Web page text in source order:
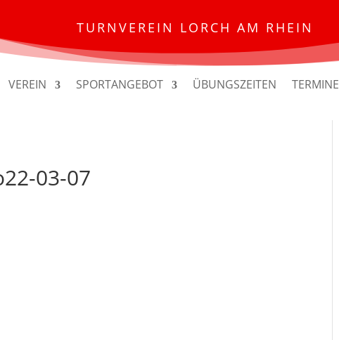
TURNVEREIN LORCH AM RHEIN
VEREIN SPORTANGEBOT ÜBUNGSZEITEN TERMINE
03-07